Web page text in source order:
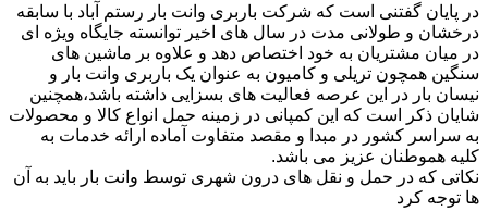
در پایان گفتنی است که شرکت باربری وانت بار رستم آباد با سابقه
درخشان و طولانی مدت در سال های اخیر توانسته جایگاه ویژه ای
در میان مشتریان به خود اختصاص دهد و علاوه بر ماشین های
سنگین همچون تریلی و کامیون به عنوان یک باربری وانت بار و
نیسان بار در این عرصه فعالیت های بسزایی داشته باشد،همچنین
شایان ذکر است که این کمپانی در زمینه حمل انواع کالا و محصولات
به سراسر کشور در مبدا و مقصد متفاوت آماده ارائه خدمات به
کلیه هموطنان عزیز می باشد.
نکاتی که در حمل و نقل های درون شهری توسط وانت بار باید به آن
ها توجه کرد